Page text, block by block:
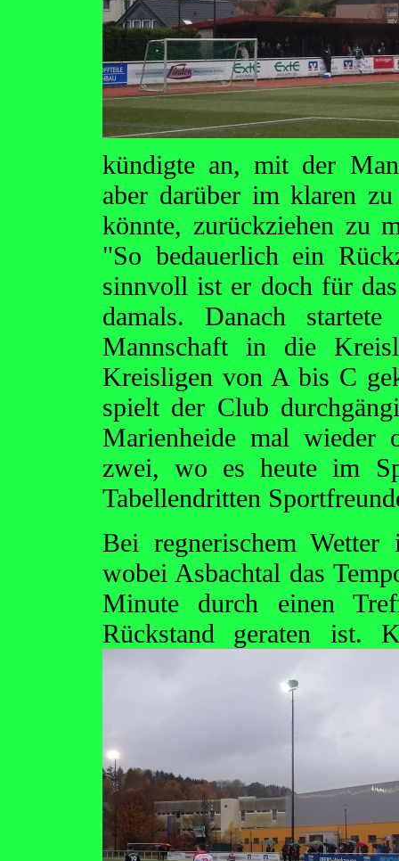
kündigte an, mit der
aber darüber im klaren
könnte, zurückziehen zu
"So bedauerlich ein
sinnvoll ist er doch für
damals. Danach
Mannschaft in die
Kreisligen von A bis C
spielt der Club
Marienheide mal wieder
zwei, wo es heute im
Tabellendritten
Bei regnerischem
wobei Asbachtal das
Minute durch einen
Rückstand geraten ist.